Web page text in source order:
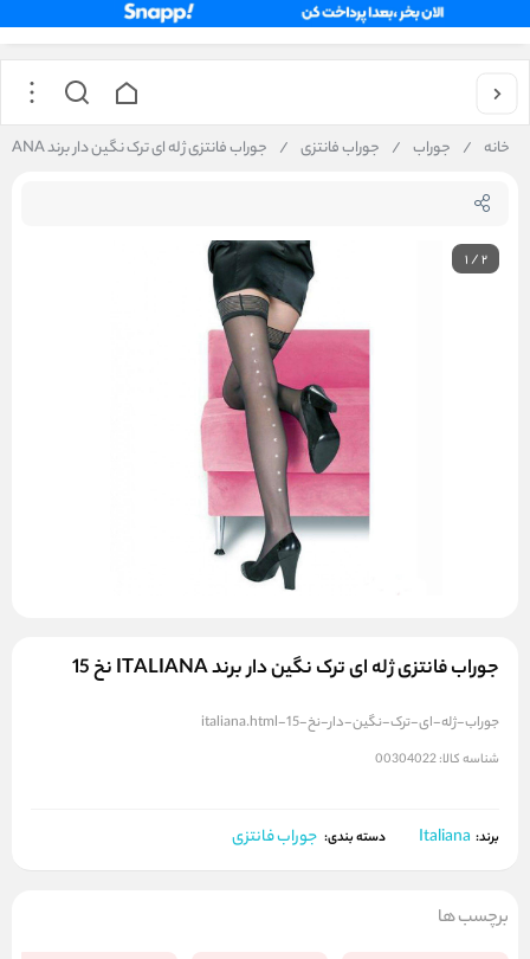
خانه / جوراب / جوراب فانتزی / جوراب فانتزی ژله ای ترک نگین دار برند ITALIANA نخ 15
1/2
جوراب فانتزی ژله ای ترک نگین دار برند ITALIANA نخ 15
جوراب-ژله-ای-ترک-نگین-دار-نخ-15-italiana.html
شناسه کالا:00304022
برند: Italiana دسته بندی: جوراب فانتزی
برچسب ها